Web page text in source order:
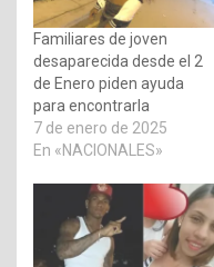
Familiares de joven
desaparecida desde el 2
de Enero piden ayuda
para encontrarla
7 de enero de 2025
En «NACIONALES»